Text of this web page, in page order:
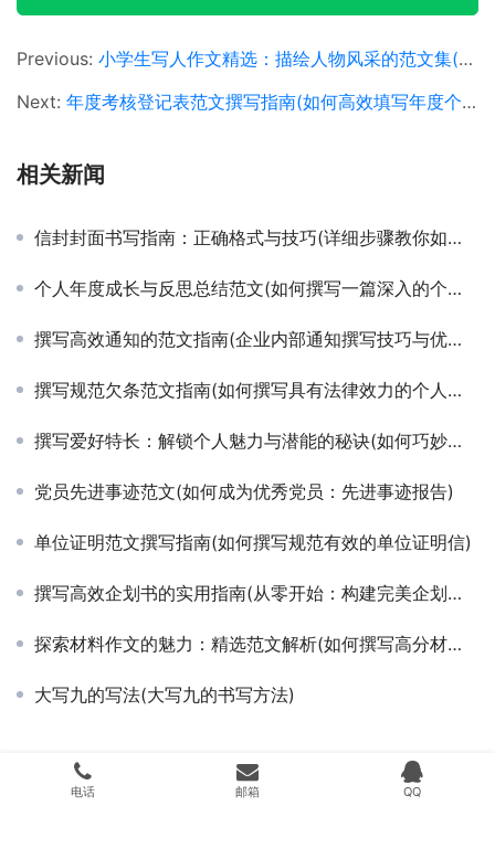
Previous: 小学生写人作文精选：描绘人物风采的范文集(如何撰写生动有趣的小学生写人作文范例解析)
Next: 年度考核登记表范文撰写指南(如何高效填写年度个人绩效考核登记表)
相关新闻
信封封面书写指南：正确格式与技巧(详细步骤教你如何规范书写信封封面信息)
个人年度成长与反思总结范文(如何撰写一篇深入的个人发展与成就回顾总结)
撰写高效通知的范文指南(企业内部通知撰写技巧与优秀范文示例)
撰写规范欠条范文指南(如何撰写具有法律效力的个人或商业欠条范文)
撰写爱好特长：解锁个人魅力与潜能的秘诀(如何巧妙地在简历或个人陈述中展现你的爱好特长)
党员先进事迹范文(如何成为优秀党员：先进事迹报告)
单位证明范文撰写指南(如何撰写规范有效的单位证明信)
撰写高效企划书的实用指南(从零开始：构建完美企划书的步骤与技巧)
探索材料作文的魅力：精选范文解析(如何撰写高分材料作文范文及深度剖析)
大写九的写法(大写九的书写方法)
Copyright © 2024 搜遇科技 版权所有湘ICP备20009536号 Powered by
电话 邮箱 QQ